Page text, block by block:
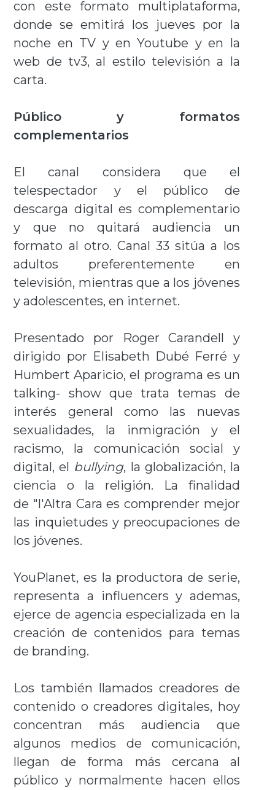
con este formato multiplataforma,
donde se emitirá los jueves por la
noche en TV y en Youtube y en la
web de tv3, al estilo televisión a la
carta.
Público y formatos
complementarios
El canal considera que el
telespectador y el público de
descarga digital es complementario
y que no quitará audiencia un
formato al otro. Canal 33 sitúa a los
adultos preferentemente en
televisión, mientras que a los jóvenes
y adolescentes, en internet.
Presentado por Roger Carandell y
dirigido por Elisabeth Dubé Ferré y
Humbert Aparicio, el programa es un
talking- show que trata temas de
interés general como las nuevas
sexualidades, la inmigración y el
racismo, la comunicación social y
digital, el bullying, la globalización, la
ciencia o la religión. La finalidad
de "l'Altra Cara es comprender mejor
las inquietudes y preocupaciones de
los jóvenes.
YouPlanet, es la productora de serie,
representa a influencers y ademas,
ejerce de agencia especializada en la
creación de contenidos para temas
de branding.
Los también llamados creadores de
contenido o creadores digitales, hoy
concentran más audiencia que
algunos medios de comunicación,
llegan de forma más cercana al
público y normalmente hacen ellos